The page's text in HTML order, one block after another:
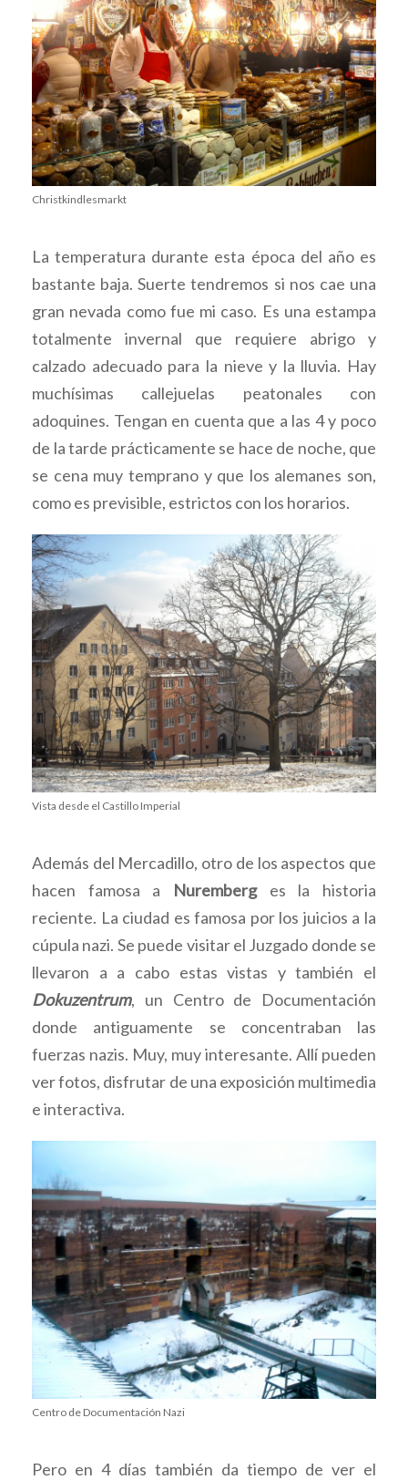
Christkindlesmarkt
La temperatura durante esta época del año es
bastante baja. Suerte tendremos si nos cae una
gran nevada como fue mi caso. Es una estampa
totalmente invernal que requiere abrigo y
calzado adecuado para la nieve y la lluvia. Hay
muchísimas callejuelas peatonales con
adoquines. Tengan en cuenta que a las 4 y poco
de la tarde prácticamente se hace de noche, que
se cena muy temprano y que los alemanes son,
como es previsible, estrictos con los horarios.
Vista desde el Castillo Imperial
Además del Mercadillo, otro de los aspectos que
hacen famosa a Nuremberges la historia
reciente. La ciudad es famosa por los juicios a la
cúpula nazi. Se puede visitar el Juzgado donde se
llevaron a a cabo estas vistas y también el
Dokuzentrum, un Centro de Documentación
donde antiguamente se concentraban las
fuerzas nazis. Muy, muy interesante. Allí pueden
ver fotos, disfrutar de una exposición multimedia
e interactiva.
Centro de Documentación Nazi
Pero en 4 días también da tiempo de ver el